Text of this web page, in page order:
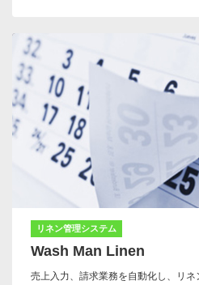
リネン管理システム
Wash Man Linen
売上入力、請求業務を自動化し、リ